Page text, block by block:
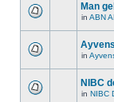
Man
in ABN
in
NIBC
in NIBC